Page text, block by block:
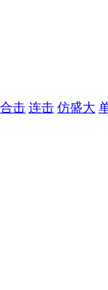
合击 连击 仿盛大